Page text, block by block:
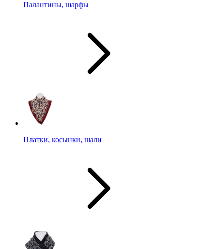
Палантины, шарфы
Платки, косынки, шали